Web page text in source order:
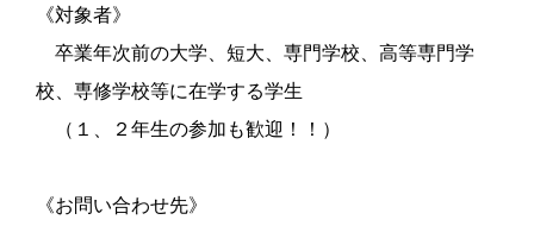
《対象者》
卒業年次前の大学、短大、専門学校、高等専門学
校、専修学校等に在学する学生
（１、２年生の参加も歓迎！！）
《お問い合わせ先》